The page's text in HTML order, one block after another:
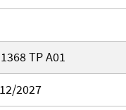
TP A01
2027